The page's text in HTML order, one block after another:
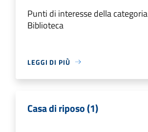
Punti di interesse della categoria
Biblioteca
LEGGI DI PIÙ
Casa di riposo (1)